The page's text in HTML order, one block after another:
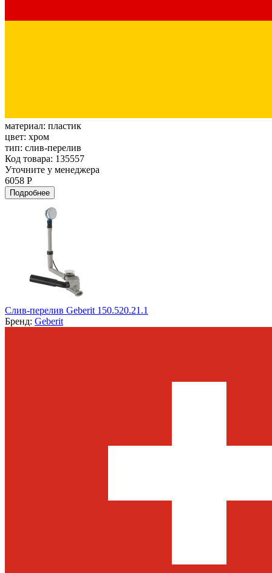
материал: пластик
цвет: хром
тип: слив-перелив
Код товара: 135557
Уточните у менеджера
6058 Р
Подробнее
Слив-перелив Geberit 150.520.21.1
Бренд: Geberit